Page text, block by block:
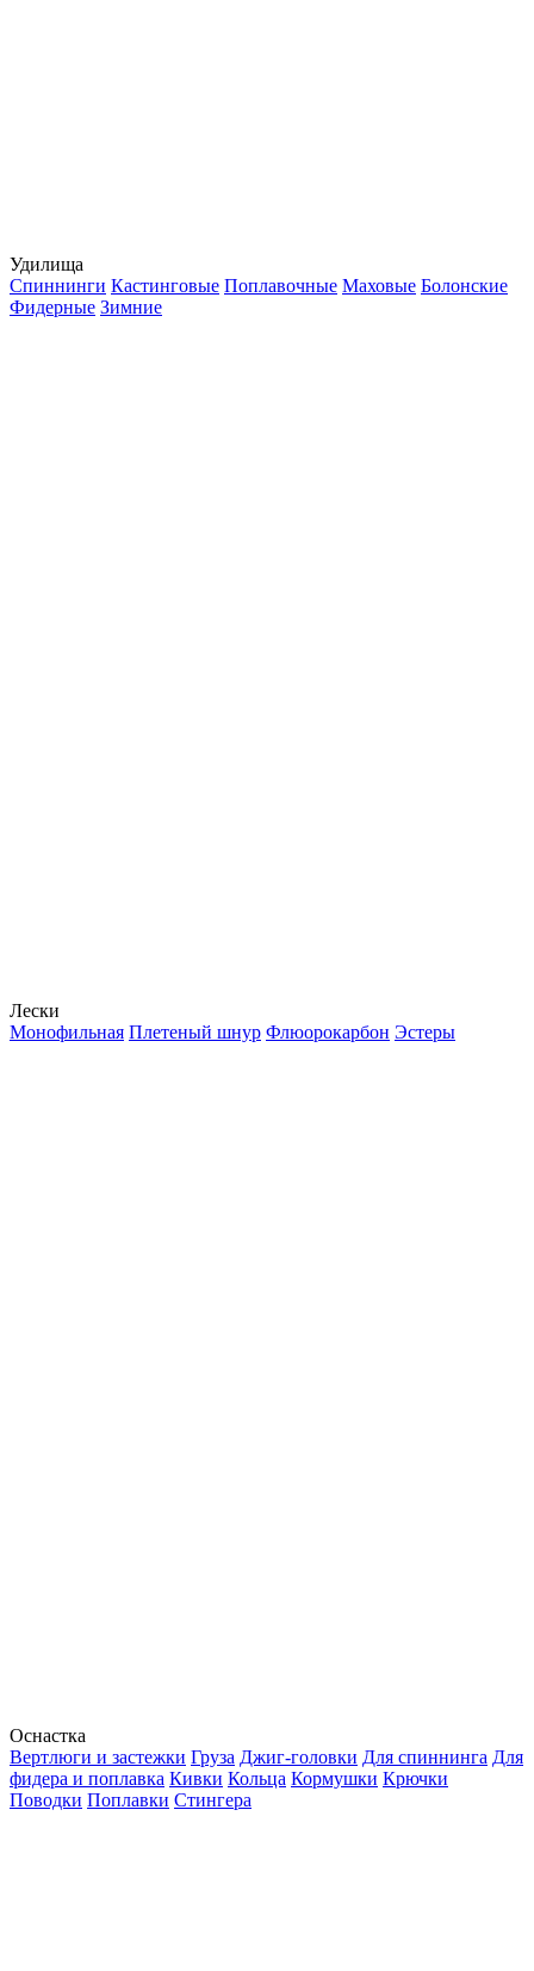
Удилища
Спиннинги Кастинговые Поплавочные Маховые Болонские
Фидерные Зимние
Лески
Монофильная Плетеный шнур Флюорокарбон Эстеры
Оснастка
Вертлюги и застежки Груза Джиг-головки Для спиннинга Для
фидера и поплавка Кивки Кольца Кормушки Крючки
Поводки Поплавки Стингера